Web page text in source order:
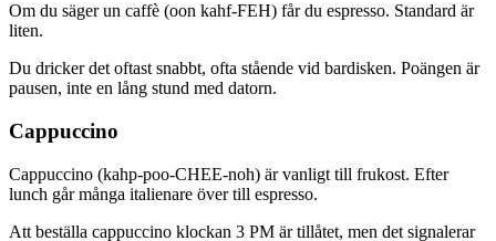
Om du säger un caffè (oon kahf-FEH) får du espresso. Standard är
liten.
Du dricker det oftast snabbt, ofta stående vid bardisken. Poängen är
pausen, inte en lång stund med datorn.
Cappuccino
Cappuccino (kahp-poo-CHEE-noh) är vanligt till frukost. Efter
lunch går många italienare över till espresso.
Att beställa cappuccino klockan 3 PM är tillåtet, men det signalerar